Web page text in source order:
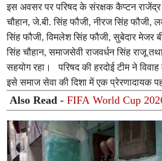
इस अवसर पर परिषद के संरक्षक कैप्टन राजेंद्र
चौहान, जे.बी. सिंह फौजी, नीरज सिंह फौजी,
सिंह फौजी, विमलेश सिंह फौजी, सुबेदार मेजर
सिंह चौहान, समाजसेवी राजवर्धन सिंह राजू
सहयोग रहा। परिषद की हरदोई टीम ने
इसे समाज सेवा की दिशा में एक प्रेरणादायक
Also Read -FIFA World Cup
दुनिया का नया किंग, फेरान टोरेस के